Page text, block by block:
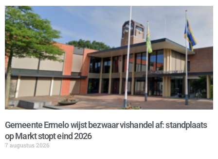
Gemeente Ermelo wijst bezwaar vishandel af: standplaats
op Markt stopt eind 2026
7 augustus 2026